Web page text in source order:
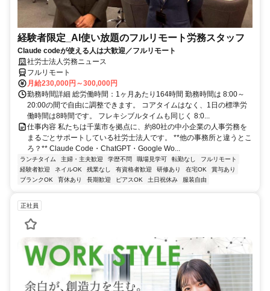
経験者限定_AI使い放題のフルリモート労務スタッフ
Claude codeが使える人は大歓迎／フルリモート
社労士法人労務ニュース
フルリモート
月給230,000円～300,000円
勤務時間詳細 総労働時間：1ヶ月あたり164時間 勤務時間は 8:00～
20:00の間で自由に調整できます。 コアタイムはなく、1日の標準労
働時間は8時間です。 フレキシブルタイムも同じく 8:0...
仕事内容 私たちは千葉市を拠点に、約80社の中小企業の人事労務を
まるごとサポートしている社労士法人です。 **他の事務所と違うとこ
ろ？** Claude Code・ChatGPT・Google Wo...
ランチタイム 主婦・主夫歓迎 学歴不問 職場見学可 転勤なし
フルリモート
経験者歓迎
ネイルOK 残業なし 有資格者歓迎 研修あり 在宅OK
賞与あり
ブランクOK
育休あり 長期歓迎 ピアスOK 土日祝休み 服装自由
正社員